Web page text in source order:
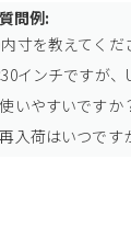
問例:
寸を教えてくだ
インチですが
いやすいですか
入荷はいつです